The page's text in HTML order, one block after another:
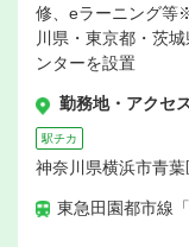
修、eラーニング等
川県・東京都・茨
ンターを設置
勤務地・アクセ
駅チカ
神奈川県横浜市青
東急田園都市線